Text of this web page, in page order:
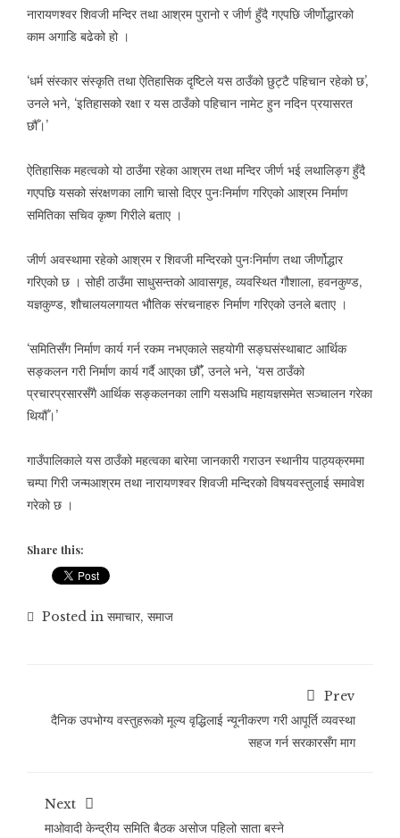
नारायणश्वर शिवजी मन्दिर तथा आश्रम पुरानो र जीर्ण हुँदै गएपछि जीर्णोद्धारको
काम अगाडि बढेको हो ।
‘धर्म संस्कार संस्कृति तथा ऐतिहासिक दृष्टिले यस ठाउँको छुट्टै पहिचान रहेको छ’,
उनले भने, ‘इतिहासको रक्षा र यस ठाउँको पहिचान नामेट हुन नदिन प्रयासरत
छौँ।’
ऐतिहासिक महत्वको यो ठाउँमा रहेका आश्रम तथा मन्दिर जीर्ण भई लथालिङ्ग हुँदै
गएपछि यसको संरक्षणका लागि चासो दिएर पुनःनिर्माण गरिएको आश्रम निर्माण
समितिका सचिव कृष्ण गिरीले बताए ।
जीर्ण अवस्थामा रहेको आश्रम र शिवजी मन्दिरको पुनःनिर्माण तथा जीर्णोद्धार
गरिएको छ । सोही ठाउँमा साधुसन्तको आवासगृह, व्यवस्थित गौशाला, हवनकुण्ड,
यज्ञकुण्ड, शौचालयलगायत भौतिक संरचनाहरु निर्माण गरिएको उनले बताए ।
‘समितिसँग निर्माण कार्य गर्न रकम नभएकाले सहयोगी सङ्घसंस्थाबाट आर्थिक
सङ्कलन गरी निर्माण कार्य गर्दै आएका छौँ’, उनले भने, ‘यस ठाउँको
प्रचारप्रसारसँगै आर्थिक सङ्कलनका लागि यसअघि महायज्ञसमेत सञ्चालन गरेका
थियौँ।’
गाउँपालिकाले यस ठाउँको महत्वका बारेमा जानकारी गराउन स्थानीय पाठ्यक्रममा
चम्पा गिरी जन्मआश्रम तथा नारायणश्वर शिवजी मन्दिरको विषयवस्तुलाई समावेश
गरेको छ ।
Share this:
Posted in समाचार, समाज
Prev
दैनिक उपभोग्य वस्तुहरूको मूल्य वृद्धिलाई न्यूनीकरण गरी आपूर्ति व्यवस्था
सहज गर्न सरकारसँग माग
Next
माओवादी केन्द्रीय समिति बैठक असोज पहिलो साता बस्ने